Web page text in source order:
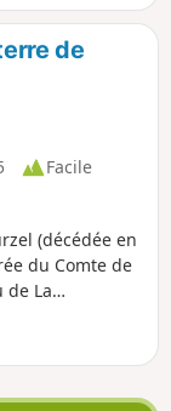
voie ferrée
bois et
avant de
à la Nizonne
de
Facile
(décédée en
du Comte de
de La